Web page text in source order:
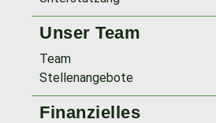
Unser Team
Team
Stellenangebote
Finanzielles